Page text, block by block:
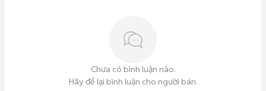
Chưa có bình luận nào.
Hãy để lại bình luận cho người bán.